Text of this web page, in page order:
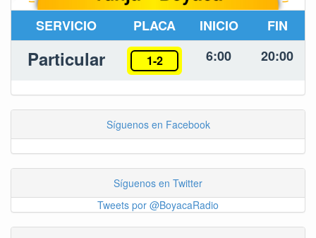
SERVICIO PLACA INICIO FIN
Particular 1-2 6:00 20:00
Síguenos en Facebook
Síguenos en Twitter
Tweets por @BoyacaRadio